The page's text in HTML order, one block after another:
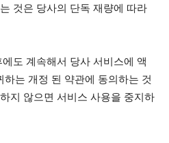
것은 당사의 단독 재량에 따라
도 계속해서 당사 서비스에 액
는 개정 된 약관에 동의하는 것
지 않으면 서비스 사용을 중지하